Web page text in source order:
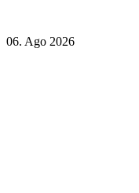
06. Ago 2026